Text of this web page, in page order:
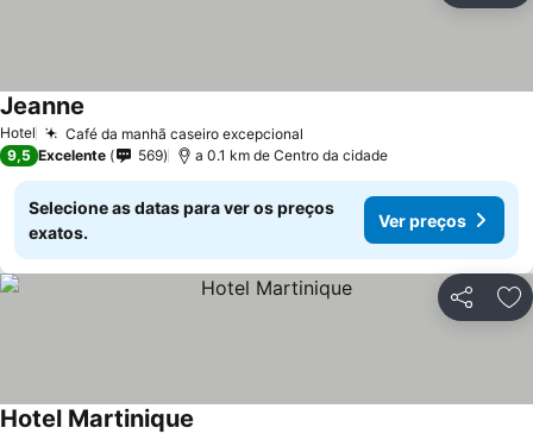
Hotel Café da manhã caseiro excepcional
Jeanne
9,5 Excelente 569 a 0.1 km de Centro da cidade
Selecione as datas para ver os preços
exatos.
Ver preços
Partilhar
Hotel Martinique